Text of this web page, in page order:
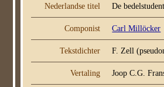
Nederlandse titel De
Componist Carl Millöcker
Tekstdichter F. Zell
Vertaling Joop C.G.